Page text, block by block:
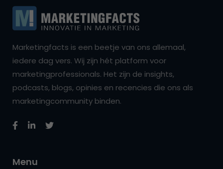
Marketingfacts is een beetje van ons allemaal,
iedere dag vers. Wij zijn hét platform voor
marketingprofessionals. Het zijn de insights,
podcasts, blogs, opinies en recencies die ons als
marketingcommunity binden.
Menu